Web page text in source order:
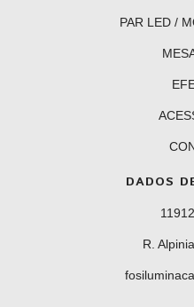
PAR LED /
DADOS
R.